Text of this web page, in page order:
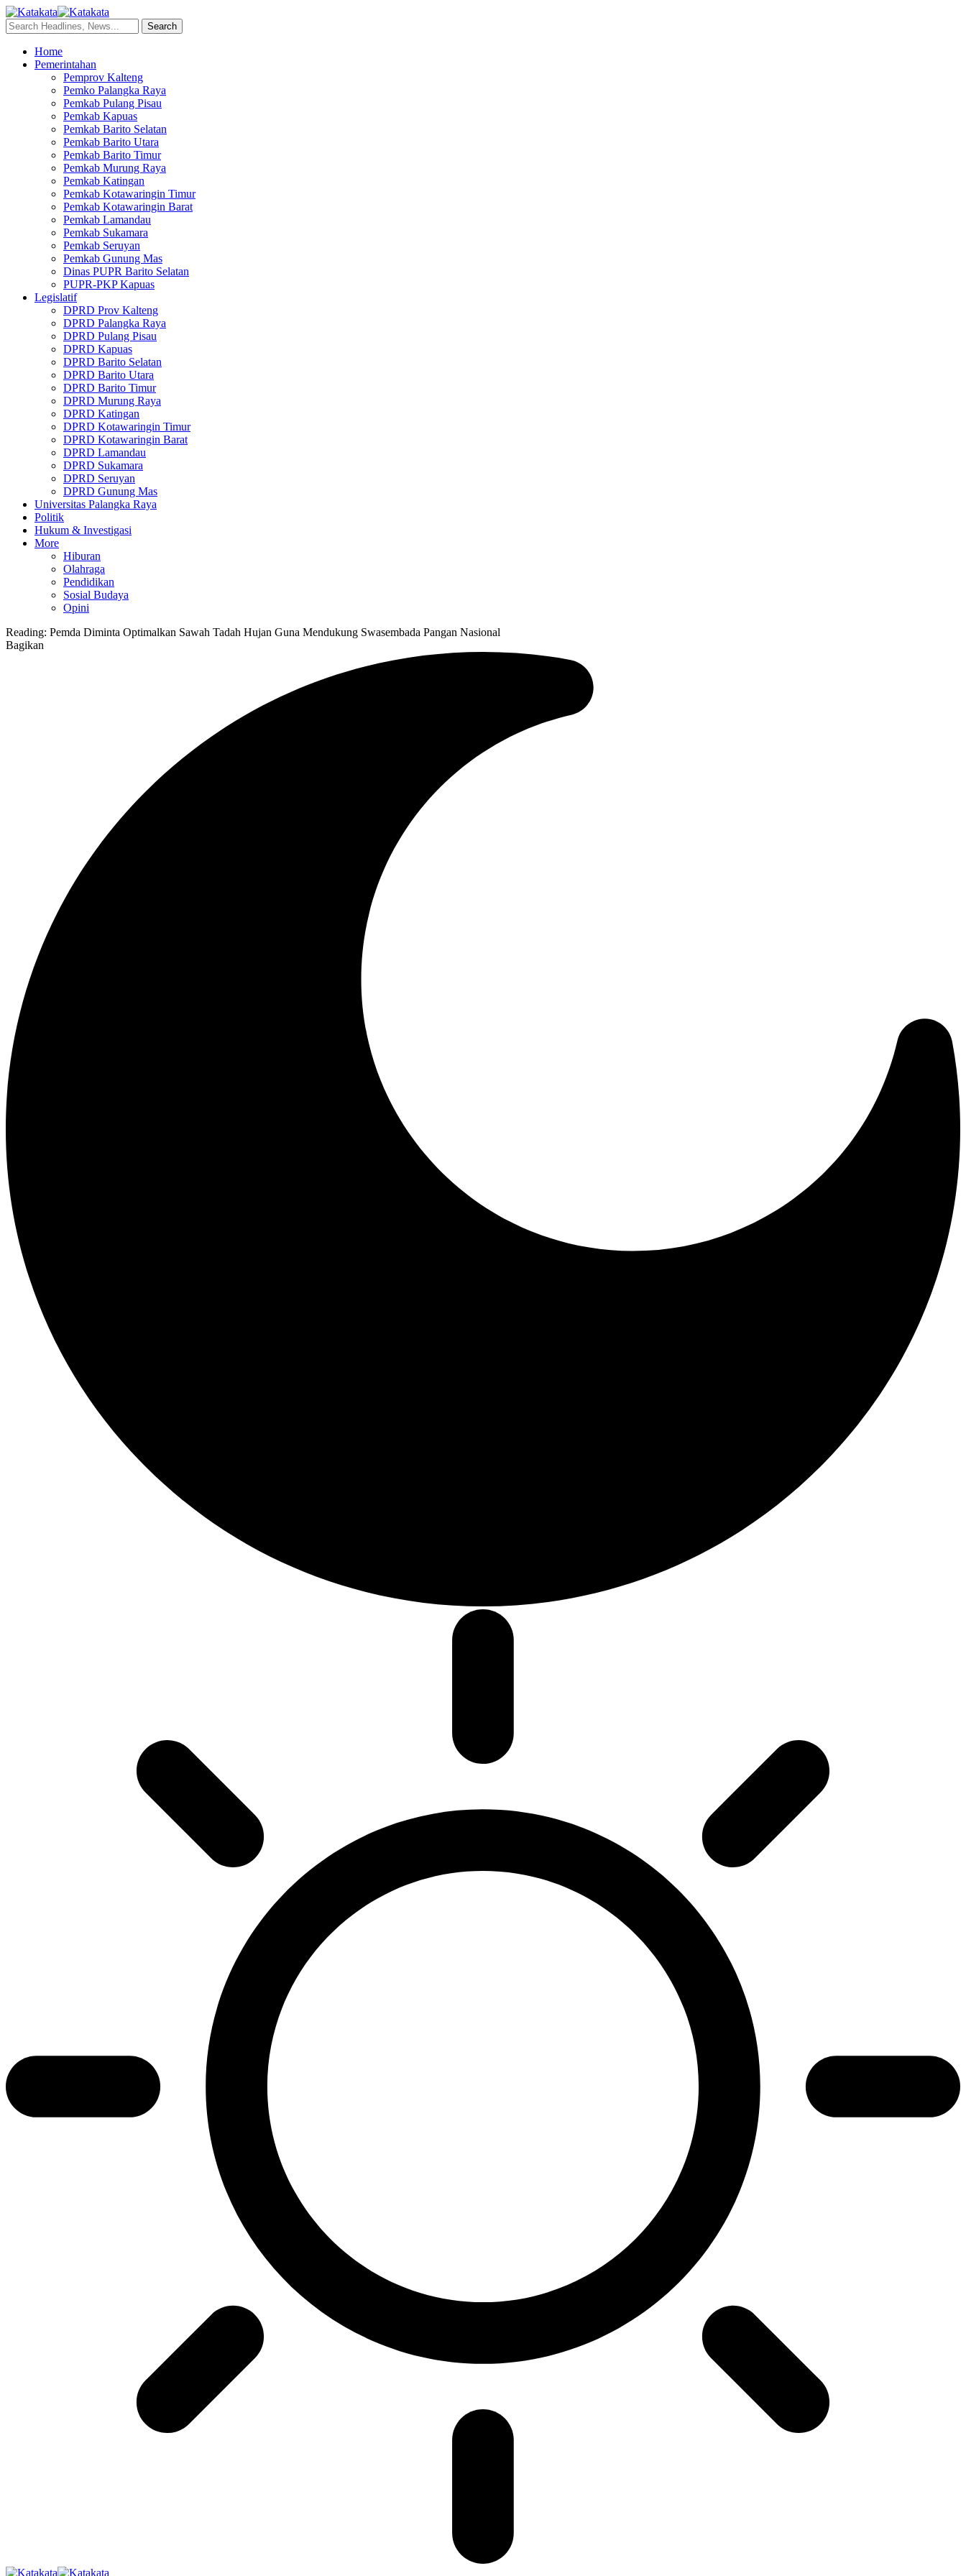
Home
Pemerintahan
Pemprov Kalteng
Pemko Palangka Raya
Pemkab Pulang Pisau
Pemkab Kapuas
Pemkab Barito Selatan
Pemkab Barito Utara
Pemkab Barito Timur
Pemkab Murung Raya
Pemkab Katingan
Pemkab Kotawaringin Timur
Pemkab Kotawaringin Barat
Pemkab Lamandau
Pemkab Sukamara
Pemkab Seruyan
Pemkab Gunung Mas
Dinas PUPR Barito Selatan
PUPR-PKP Kapuas
Legislatif
DPRD Prov Kalteng
DPRD Palangka Raya
DPRD Pulang Pisau
DPRD Kapuas
DPRD Barito Selatan
DPRD Barito Utara
DPRD Barito Timur
DPRD Murung Raya
DPRD Katingan
DPRD Kotawaringin Timur
DPRD Kotawaringin Barat
DPRD Lamandau
DPRD Sukamara
DPRD Seruyan
DPRD Gunung Mas
Universitas Palangka Raya
Politik
Hukum & Investigasi
More
Hiburan
Olahraga
Pendidikan
Sosial Budaya
Opini
Reading: Pemda Diminta Optimalkan Sawah Tadah Hujan Guna Mendukung Swasembada Pangan Nasional
Bagikan